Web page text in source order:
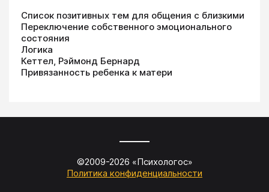
Список позитивных тем для общения с близкими
Переключение собственного эмоционального
состояния
Логика
Кеттел, Рэймонд Бернард
Привязанность ребенка к матери
©2009-2026 «Психологос»
Политика конфиденциальности